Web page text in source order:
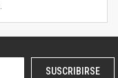
SUSCRIBIRSE